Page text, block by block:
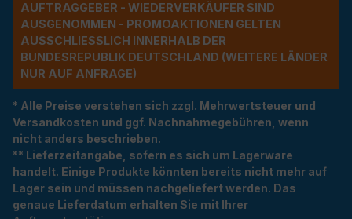
UFTRAGGEBER - WIEDERVERKÄUFER SIND A
USGENOMMEN - PROMOAKTIONEN GELTEN A
USSCHLIESSLICH INNERHALB DER BU
NDESREPUBLIK DEUTSCHLAND (WEITERE LÄNDER NU
R AUF ANFRAGE)
* Alle Preise verstehen sich zzgl. Mehrwertsteuer und
Versandkosten und ggf. Nachnahmegebühren, wenn
nicht anders beschrieben.
** Lieferzeitangabe, sofern es sich um Lagerware
handelt. Einige Produkte könnten bereits nicht mehr auf
Lager sein und müssen nachgeliefert werden. Das
genaue Lieferdatum erhalten Sie mit Ihrer